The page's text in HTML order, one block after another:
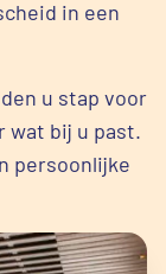
in een
u stap voor
wat bij u past.
persoonlijke